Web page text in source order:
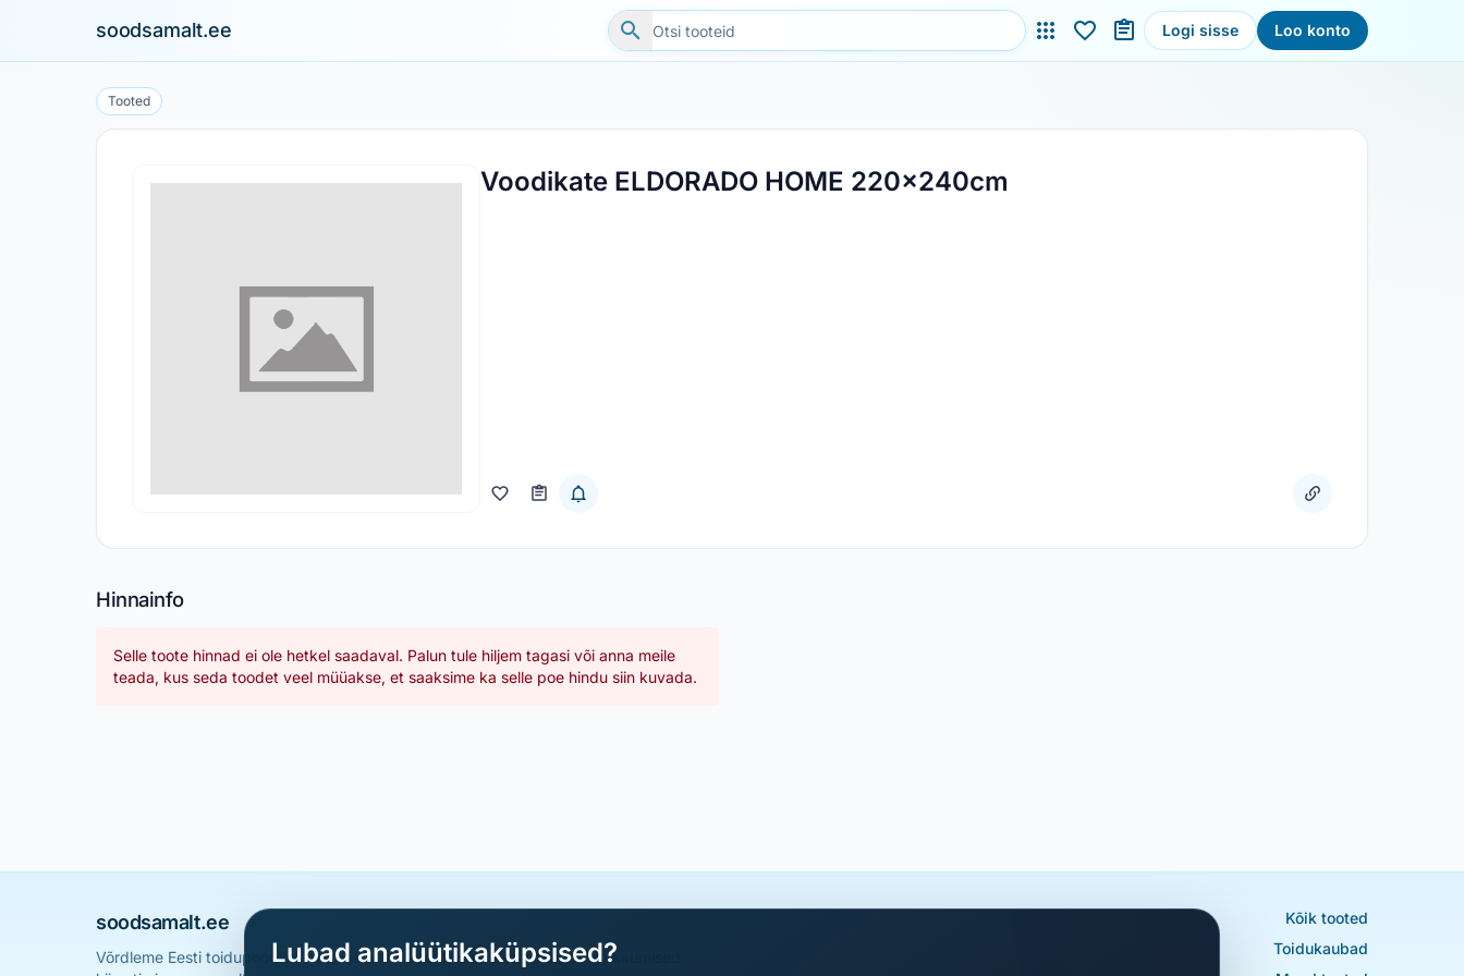
soodsamalt.ee Logi sisse Loo konto
Tooted
Voodikate ELDORADO HOME 220x240cm
Hinnainfo
Selle toote hinnad ei ole hetkel saadaval. Palun tule hiljem tagasi või anna meile
teada, kus seda toodet veel müüakse, et saaksime ka selle poe hindu siin kuvada.
soodsamalt.ee
Võrdleme Eesti toidupoodide hindu ja aitame sul leida parimad sooduspakkumised
Kõik tooted
Toidukaubad
Lubad analüütikaküpsised?